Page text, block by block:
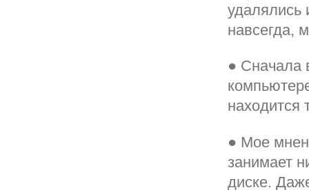
удалялись
навсегда,
● Сначала
находится
● Мое
занимает
диске.